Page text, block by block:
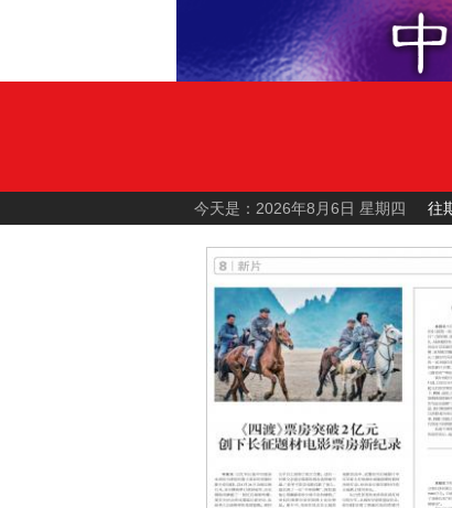
今天是：2026年8月6日 星期四 往